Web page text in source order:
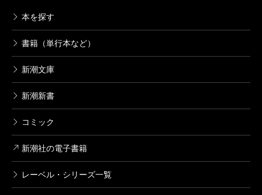
本を探す
書籍（単行本など）
新潮文庫
新潮新書
コミック
新潮社の電子書籍
レーベル・シリーズ一覧